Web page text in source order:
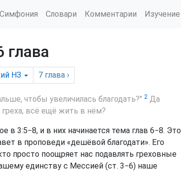
Симфония Словари Комментарии Изучение
глава
НЗ 7 глава ›
чтобы увеличилась благодать?" 2 Да
всё ещё жить в нём?
в 3:5−8, и в них начинается тема глав 6−8. Это
в проповеди «дешёвой благодати». Его
просто поощряет нас подавлять греховные
единству с Мессией (ст. 3−6) наше